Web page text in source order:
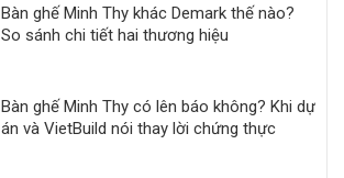
Bàn ghế Minh Thy khác Demark thế nào?
So sánh chi tiết hai thương hiệu
Bàn ghế Minh Thy có lên báo không? Khi dự
án và VietBuild nói thay lời chứng thực